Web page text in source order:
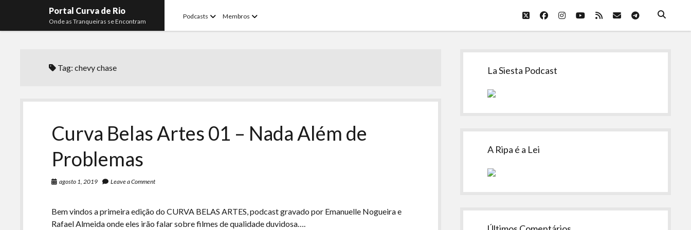
Portal Curva de Rio
Onde as Tranqueiras se Encontram
Podcasts openMembros open
twitterfacebookinstagram
youtube
rss emailtelegram
Tag:chevy chase
Curva Belas Artes 01 – Nada Além de
Problemas
agosto 1, 2019 Leave a Comment
Bem vindos a primeira edição do CURVA BELAS ARTES, podcast gravado por Emanuelle Nogueira e
Rafael Almeida onde eles irão falar sobre filmes de qualidade duvidosa….
Sidebar
La Siesta Podcast
A Ripa é a Lei